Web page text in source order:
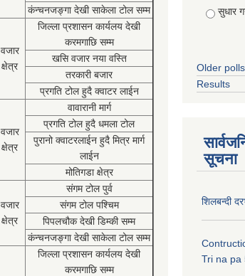
कंन्चनजङ्गा देखी साकेला टोल सम्म
वजार
क्षेत्र
जिल्ला प्रशासन कार्यलय देखी
करमगाछि सम्म
खसि वजार नया वस्ति
तरकारी बजार
प्रगति टोल हुदै क्वाटर लाईन
वजार
क्षेत्र
वावारानी मार्ग
प्रगति टोल हुदै धमला टोल
पुरानो क्वाटरलाईन हुदै मित्र मार्ग
लाईन
मोतिगडा क्षेत्र
वजार
क्षेत्र
संगम टोल पुर्व
संगम टोल पश्चिम
पिपलचौक देखी डिम्की सम्म
कंन्चनजङ्गा देखी साकेला टोल सम्म
जिल्ला प्रशासन कार्यलय देखी
करमगाछि सम्म
सुधार
Older polls
Results
सूचना
शिलबन्दी
Tri na pa